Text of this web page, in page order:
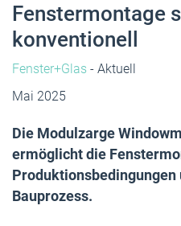
Fenstermontage
konventionell
Fenster+Glas - Aktuell
Mai 2025
Die Modulzarge
ermöglicht die
Produktionsbedingungen
Bauprozess.